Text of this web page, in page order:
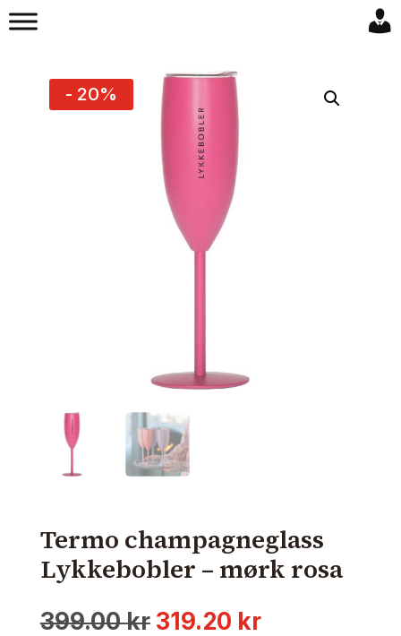
- 20%
Termo champagneglass
Lykkebobler – mørk rosa
399.00kr Opprinnelig
319.20 krNåværende